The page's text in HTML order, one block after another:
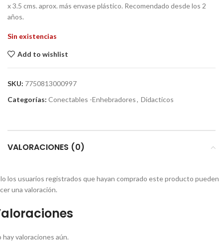
x 3.5 cms. aprox. más envase plástico. Recomendado desde los 2
años.
Sin existencias
Add to wishlist
SKU: 7750813000997
Categorías: Conectables -Enhebradores, Didacticos
VALORACIONES (0)
hay valoraciones aún.
los usuarios registrados que hayan comprado este producto pueden
una valoración.